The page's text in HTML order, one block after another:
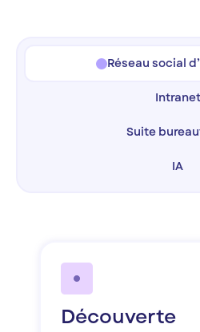
Réseau social
Intranet
Suite
IA
Découverte